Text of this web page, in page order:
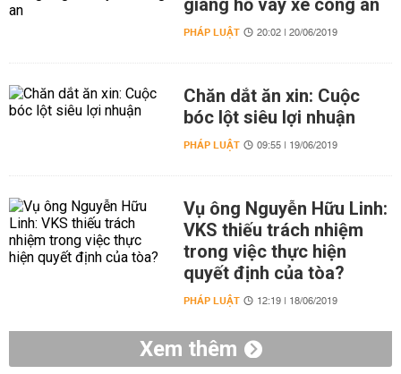
giang hồ vây xe công an
PHÁP LUẬT 20:02 | 20/06/2019
Chăn dắt ăn xin: Cuộc
bóc lột siêu lợi nhuận
PHÁP LUẬT 09:55 | 19/06/2019
Vụ ông Nguyễn Hữu Linh:
VKS thiếu trách nhiệm
trong việc thực hiện
quyết định của tòa?
PHÁP LUẬT 12:19 | 18/06/2019
Xem thêm